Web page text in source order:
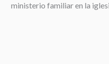
ministerio familiar en la